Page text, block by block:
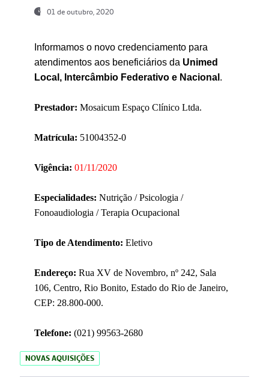
01 de outubro, 2020
Informamos o novo credenciamento para
atendimentos aos beneficiários da Unimed
Local, Intercâmbio Federativo e Nacional .
Prestador: Mosaicum Espaço Clínico Ltda.
Matrícula: 51004352-0
Vigência: 01/11/2020
Especialidades: Nutrição / Psicologia /
Fonoaudiologia / Terapia Ocupacional
Tipo de Atendimento: Eletivo
Endereço: Rua XV de Novembro, nº 242, Sala
106, Centro, Rio Bonito, Estado do Rio de Janeiro,
CEP: 28.800-000.
Telefone: (021) 99563-2680
NOVAS AQUISIÇÕES